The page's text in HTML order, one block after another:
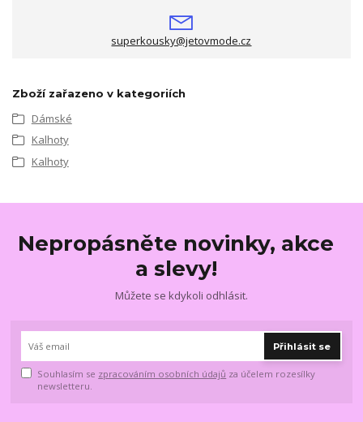
superkousky@jetovmode.cz
Zboží zařazeno v kategoriích
Dámské
Kalhoty
Kalhoty
Nepropásněte novinky, akce
a slevy!
Můžete se kdykoli odhlásit.
Přihlásit se
Souhlasím se zpracováním osobních údajů za účelem rozesílky
newsletteru.